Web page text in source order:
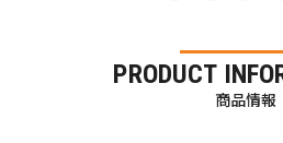
PRODUCT
商品情報